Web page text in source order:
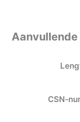
CSN-